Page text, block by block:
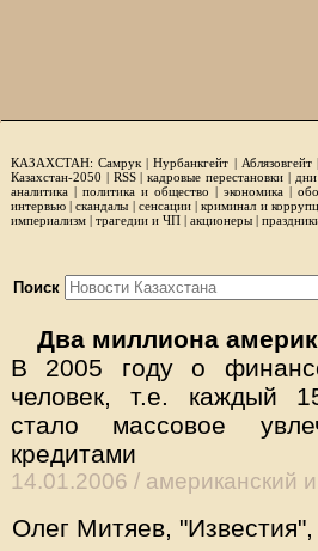
КАЗАХСТАН: Самрук |Нурбанкгейт | Аблязовгейт
Казахстан-2050 | RSS|кадровые перестановки|
аналитика | политика и общество | экономика |
интервью |скандалы | сенсации|криминал и
империализм | трагедии и ЧП | акционеры |
Поиск
Два миллиона
В 2005 году о
человек, т.е. каждый
стало массовое
кредитами
14.01.2006 / американский
Олег Митяев,